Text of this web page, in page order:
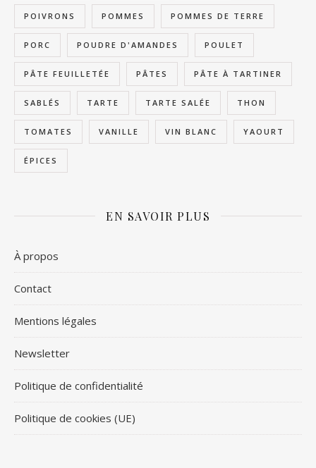
POIVRONS POMMES POMMES DE TERRE
PORC POUDRE D'AMANDES POULET
PÂTE FEUILLETÉE PÂTES PÂTE À TARTINER
SABLÉS TARTE TARTE SALÉE THON
TOMATES VANILLE VIN BLANC YAOURT
ÉPICES
EN SAVOIR PLUS
À propos
Contact
Mentions légales
Newsletter
Politique de confidentialité
Politique de cookies (UE)